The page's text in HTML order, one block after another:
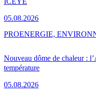
05.08.2026
Nouveau dôme de chaleur :
température
05.08.2026
PROENERGIE,